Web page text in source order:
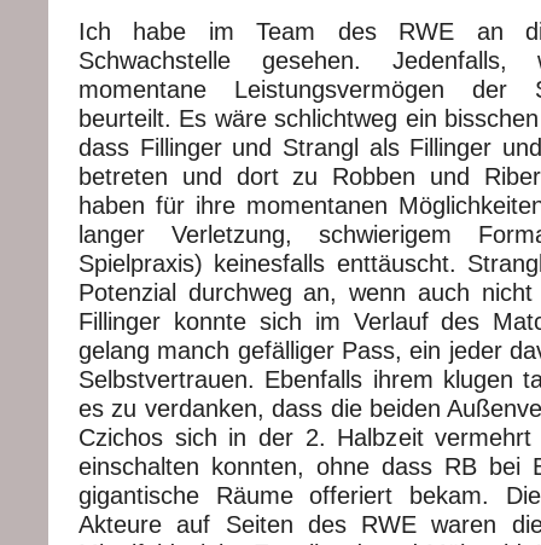
Ich habe im Team des RWE an
Schwachstelle gesehen.
momentane Leistungsvermögen der
beurteilt. Es wäre schlichtweg ein
dass Fillinger und Strangl als Fillinger
betreten und dort zu Robben und
haben für ihre momentanen
langer Verletzung, schwierigem
Spielpraxis) keinesfalls enttäuscht.
Potenzial durchweg an, wenn auch
Fillinger konnte sich im Verlauf des
gelang manch gefälliger Pass, ein jeder
Selbstvertrauen. Ebenfalls ihrem klugen
es zu verdanken, dass die beiden
Czichos sich in der 2. Halbzeit
einschalten konnten, ohne dass RB bei
gigantische Räume offeriert bekam.
Akteure auf Seiten des RWE waren